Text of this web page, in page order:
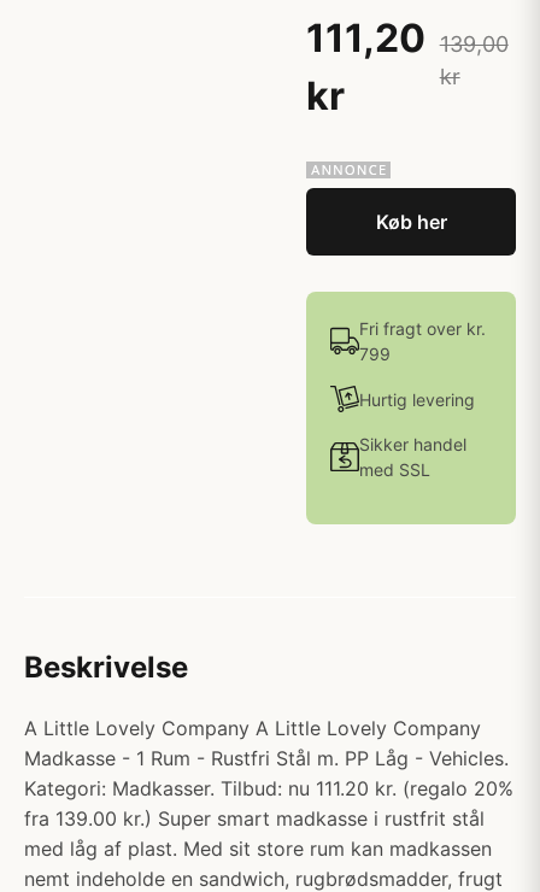
111,20
kr
139,00
kr
Køb her
Fri fragt over kr.
799
Hurtig levering
Sikker handel
med SSL
Beskrivelse
A Little Lovely Company A Little Lovely Company
Madkasse - 1 Rum - Rustfri Stål m. PP Låg - Vehicles.
Kategori: Madkasser. Tilbud: nu 111.20 kr. (regalo 20%
fra 139.00 kr.) Super smart madkasse i rustfrit stål
med låg af plast. Med sit store rum kan madkassen
nemt indeholde en sandwich, rugbrødsmadder, frugt